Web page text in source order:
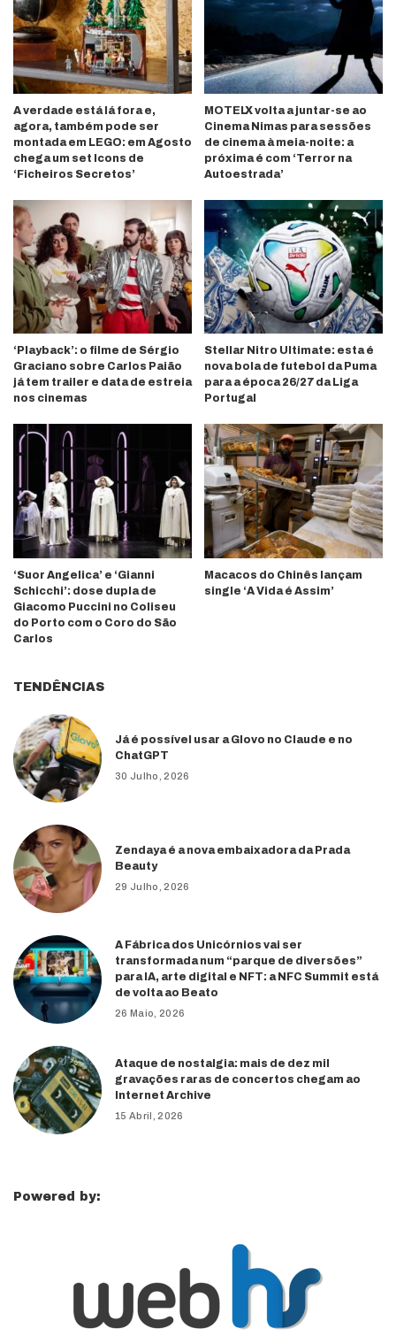
A verdade está lá fora e,
agora, também pode ser
montada em LEGO: em Agosto
chega um set Icons de
‘Ficheiros Secretos’
MOTELX volta a juntar-se ao
Cinema Nimas para sessões
de cinema à meia-noite: a
próxima é com ‘Terror na
Autoestrada’
‘Playback’: o filme de Sérgio
Graciano sobre Carlos Paião
já tem trailer e data de estreia
nos cinemas
Stellar Nitro Ultimate: esta é
nova bola de futebol da Puma
para a época 26/27 da Liga
Portugal
‘Suor Angelica’ e ‘Gianni
Schicchi’: dose dupla de
Giacomo Puccini no Coliseu
do Porto com o Coro do São
Carlos
Macacos do Chinês lançam
single ‘A Vida é Assim’
TENDÊNCIAS
Já é possível usar a Glovo no Claude e no
ChatGPT
30 Julho, 2026
Zendaya é a nova embaixadora da Prada
Beauty
29 Julho, 2026
A Fábrica dos Unicórnios vai ser
transformada num “parque de diversões”
para IA, arte digital e NFT: a NFC Summit está
de volta ao Beato
26 Maio, 2026
Ataque de nostalgia: mais de dez mil
gravações raras de concertos chegam ao
Internet Archive
15 Abril, 2026
Powered by: